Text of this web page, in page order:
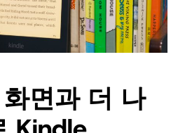
면과 더 나